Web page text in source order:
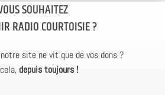
SOUHAITEZ
RADIO COURTOISIE ?
site ne vit que de vos dons ?
depuis toujours !